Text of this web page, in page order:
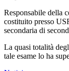
Responsabile della
costituito presso
secondaria di
La quasi totalità
tale esame lo ha